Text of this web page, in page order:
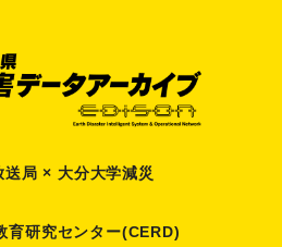
送局 × 大分大学減災
育研究センター(CERD)